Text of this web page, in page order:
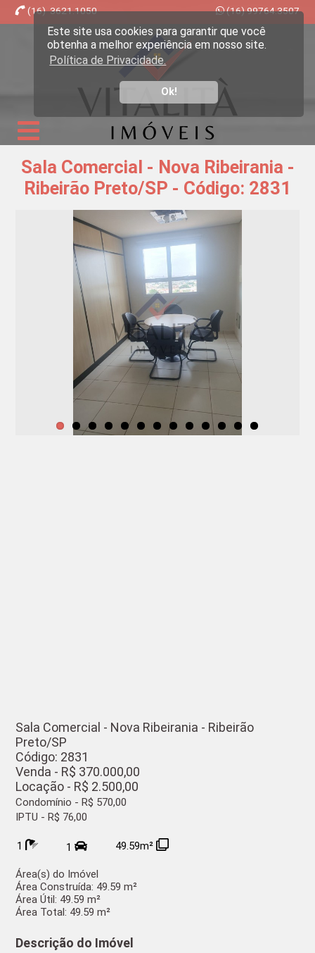
Este site usa cookies para garantir que você
obtenha a melhor experiência em nosso site.
Política de Privacidade.
Ok!
(16) 3621.1050 (16) 99764.3507
Imobiliária Ribeirão Preto - Vitalità Imóveis
Sala Comercial - Nova Ribeirania -
Ribeirão Preto/SP - Código: 2831
Sala Comercial - Nova Ribeirania - Ribeirão
Preto/SP
Código: 2831
Venda - R$ 370.000,00
Locação - R$ 2.500,00
Condomínio - R$ 570,00
IPTU - R$ 76,00
1 1 49.59m²
Área(s) do Imóvel
Área Construída: 49.59 m²
Área Útil: 49.59 m²
Área Total: 49.59 m²
Descrição do Imóvel